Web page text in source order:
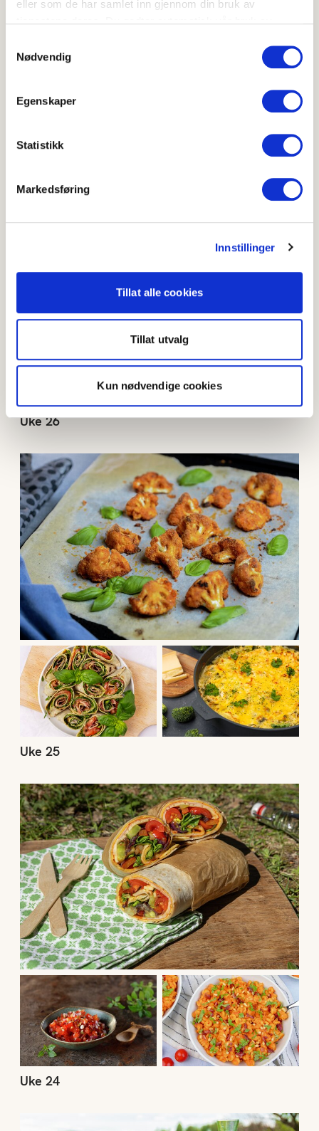
eller som de har samlet inn gjennom din bruk av
Nødvendig
Egenskaper
Statistikk
Markedsføring
Innstillinger
Tillat alle cookies
Tillat utvalg
Kun nødvendige cookies
Uke 26
Uke 25
Uke 25
Uke 24
Uke 24